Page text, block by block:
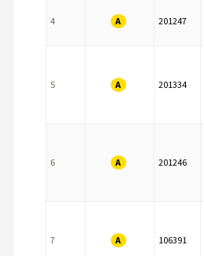
4 A 201247
5 A 201334
6 A 201246
7 A 106391